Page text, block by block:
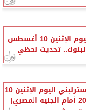
سعر اليورو اليوم الإثنين 10 أغسطس
سعر الجنيه الإسترليني اليوم الإثنين 10
أغسطس 2026 أمام الجنيه المصري|